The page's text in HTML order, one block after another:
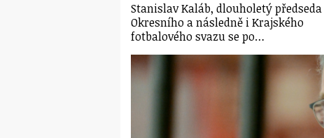
Stanislav Kaláb, dlouholetý předseda
Okresního a následně i Krajského
fotbalového svazu se po…